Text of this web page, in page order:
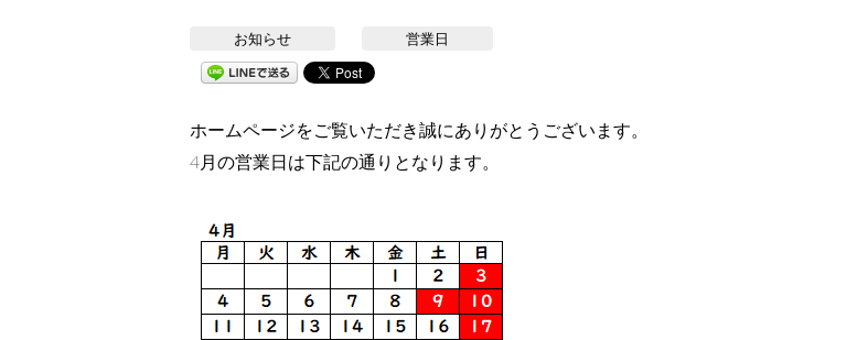
お知らせ 営業日
ホームページをご覧いただき誠にありがとうございます。
4月の営業日は下記の通りとなります。